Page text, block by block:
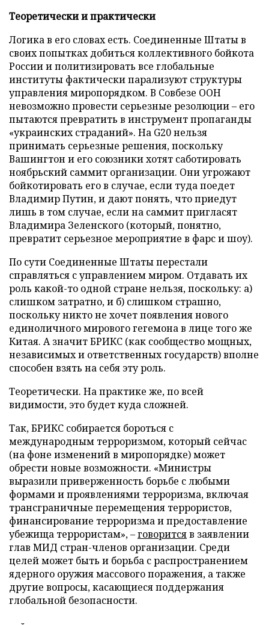
Теоретически и практически
Логика в его словах есть. Соединенные Штаты в
своих попытках добиться коллективного бойкота
России и политизировать все глобальные
институты фактически парализуют структуры
управления миропорядком. В Совбезе ООН
невозможно провести серьезные резолюции – его
пытаются превратить в инструмент пропаганды
«украинских страданий». На G20 нельзя
принимать серьезные решения, поскольку
Вашингтон и его союзники хотят саботировать
ноябрьский саммит организации. Они угрожают
бойкотировать его в случае, если туда поедет
Владимир Путин, и дают понять, что приедут
лишь в том случае, если на саммит пригласят
Владимира Зеленского (который, понятно,
превратит серьезное мероприятие в фарс и шоу).
По сути Соединенные Штаты перестали
справляться с управлением миром. Отдавать их
роль какой-то одной стране нельзя, поскольку: а)
слишком затратно, и б) слишком страшно,
поскольку никто не хочет появления нового
единоличного мирового гегемона в лице того же
Китая. А значит БРИКС (как сообщество мощных,
независимых и ответственных государств) вполне
способен взять на себя эту роль.
Теоретически. На практике же, по всей
видимости, это будет куда сложней.
Так, БРИКС собирается бороться с
международным терроризмом, который сейчас
(на фоне изменений в миропорядке) может
обрести новые возможности. «Министры
выразили приверженность борьбе с любыми
формами и проявлениями терроризма, включая
трансграничные перемещения террористов,
финансирование терроризма и предоставление
убежища террористам», –говоритсяв заявлении
глав МИД стран-членов организации. Среди
целей может быть и борьба с распространением
ядерного оружия массового поражения, а также
другие вопросы, касающиеся поддержания
глобальной безопасности.